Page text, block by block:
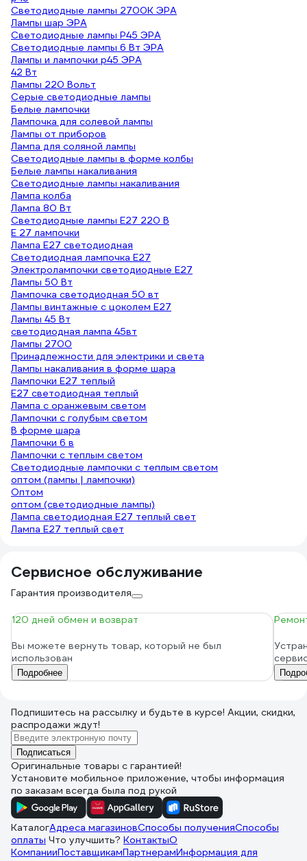
Светодиодные лампы 2700K ЭРА
Лампы шар ЭРА
Светодиодные лампы P45 ЭРА
Светодиодные лампы 6 Вт ЭРА
Лампы и лампочки р45 ЭРА
42 Вт
Лампы 220 Вольт
Серые светодиодные лампы
Белые лампочки
Лампочка для солевой лампы
Лампы от приборов
Лампа для соляной лампы
Светодиодные лампы в форме колбы
Белые лампы накаливания
Светодиодные лампы накаливания
Лампа колба
Лампа 80 Вт
Светодиодные лампы E27 220 В
E 27 лампочки
Лампа E27 светодиодная
Светодиодная лампочка E27
Электролампочки светодиодные E27
Лампы 50 Вт
Лампочка светодиодная 50 вт
Лампы винтажные с цоколем E27
Лампы 45 Вт
светодиодная лампа 45вт
Лампы 2700
Принадлежности для электрики и света
Лампы накаливания в форме шара
Лампочки E27 теплый
E27 светодиодная теплый
Лампа с оранжевым светом
Лампочки с голубым светом
В форме шара
Лампочки 6 в
Лампочки с теплым светом
Светодиодные лампочки с теплым светом
оптом (лампы | лампочки)
Оптом
оптом (светодиодные лампы)
Лампа светодиодная E27 теплый свет
Лампа E27 теплый свет
Сервисное обслуживание
Гарантия производителя
120 дней обмен и возврат
Вы можете вернуть товар, который не был
использован
Подробнее
Подпишитесь на рассылку и будьте в курсе! Акции, скидки,
распродажи ждут!
Подписаться
Оригинальные товары с гарантией!
Установите мобильное приложение, чтобы информация
по заказам всегда была под рукой
КаталогАдреса магазиновСпособы полученияСпособы
оплаты Что улучшить? КонтактыО
КомпанииПоставщикамПартнерамИнформация для